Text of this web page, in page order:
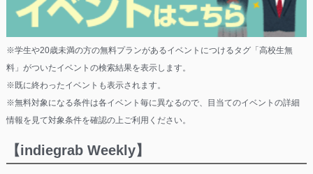
※学生や20歳未満の方の無料プランがあるイベントにつけるタグ「高校生無
料」がついたイベントの検索結果を表示します。
※既に終わったイベントも表示されます。
※無料対象になる条件は各イベント毎に異なるので、目当てのイベントの詳細
情報を見て対象条件を確認の上ご利用ください。
【indiegrab Weekly】